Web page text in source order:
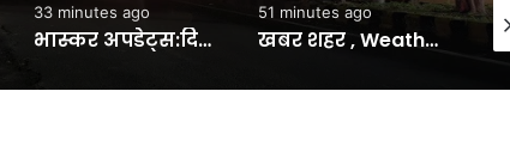
33 minutes ago
भास्कर अपडेट्स:दिल्ली हाईकोर्ट पहुंचा डाबर; FSSAI के 100% शुद्ध और प्राकृतिक दावों वाले प्रोडक्ट्स की बिक्री पर रोक के आदेश को चुनौती दी- INA NEWS
51 minutes ago
खबर शहर , Weather Update: आगरा में मेहरबान मानसून, बारिश ने दी बड़ी राहत; माैसम विभाग ने जारी किया अलर्ट – INA
52